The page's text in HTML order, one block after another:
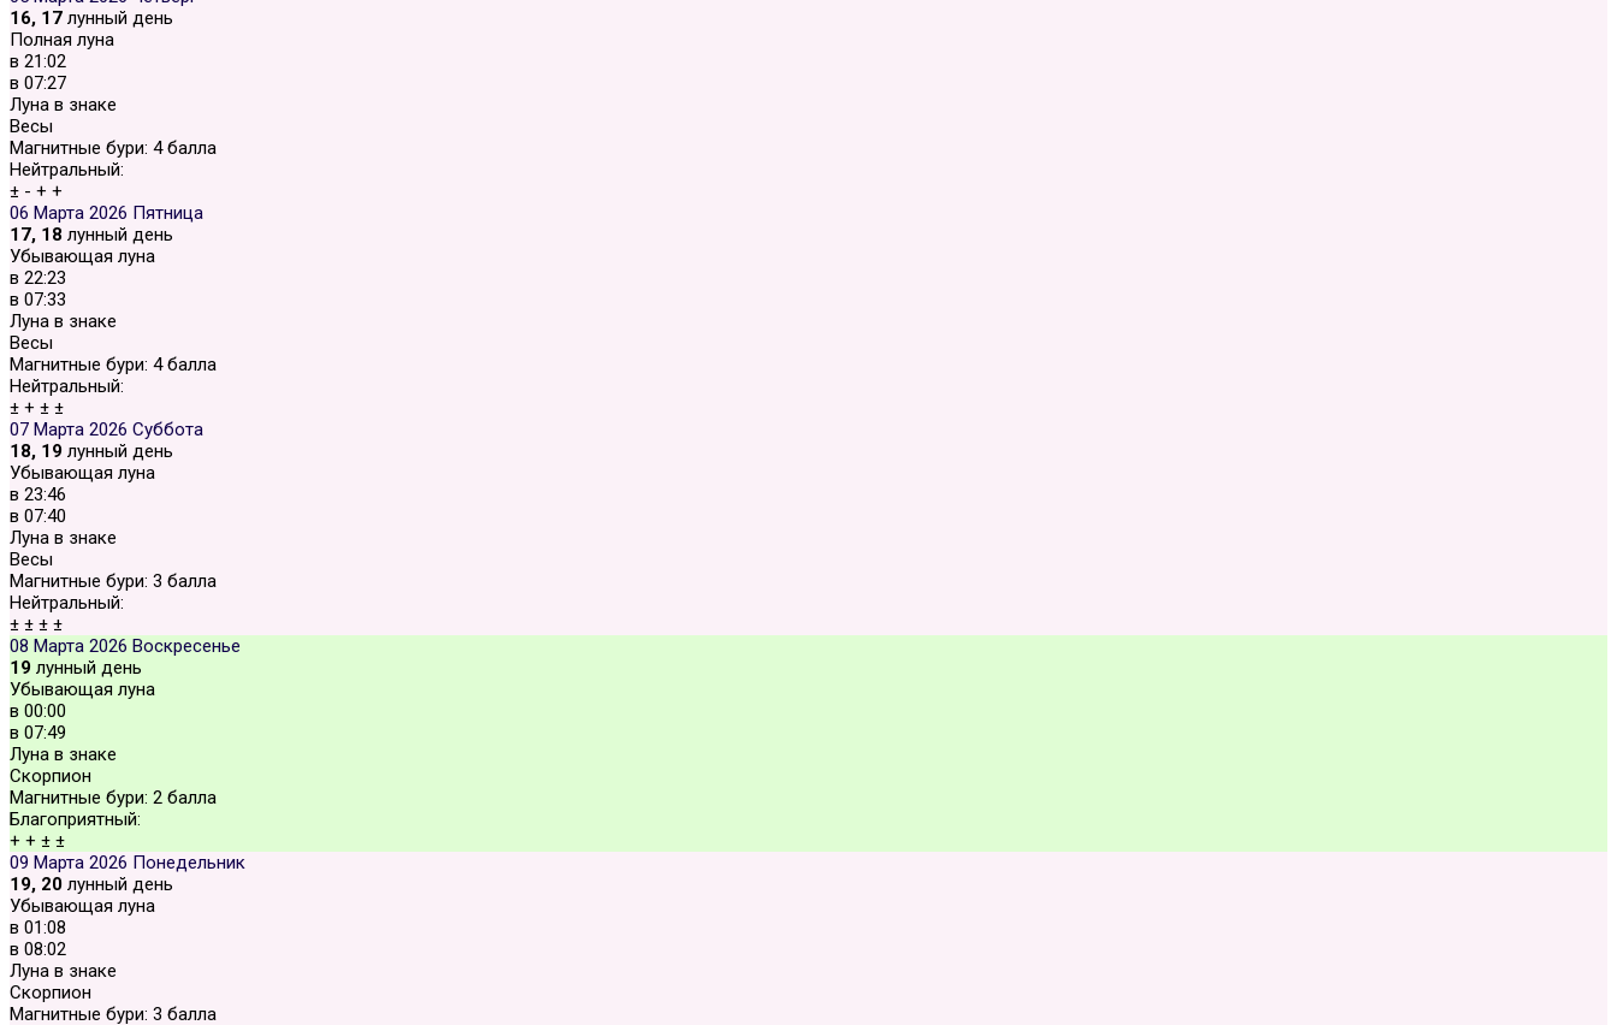
16, 17 лунный день
Полная луна
в 21:02
в 07:27
Луна в знаке
Весы
Магнитные бури: 4 балла
Нейтральный:
± - + +
06 Марта 2026 Пятница
17, 18 лунный день
Убывающая луна
в 22:23
в 07:33
Луна в знаке
Весы
Магнитные бури: 4 балла
Нейтральный:
± + ± ±
07 Марта 2026 Суббота
18, 19 лунный день
Убывающая луна
в 23:46
в 07:40
Луна в знаке
Весы
Магнитные бури: 3 балла
Нейтральный:
± ± ± ±
08 Марта 2026 Воскресенье
19 лунный день
Убывающая луна
в 00:00
в 07:49
Луна в знаке
Скорпион
Магнитные бури: 2 балла
Благоприятный:
+ + ± ±
09 Марта 2026 Понедельник
19, 20 лунный день
Убывающая луна
в 01:08
в 08:02
Луна в знаке
Скорпион
Магнитные бури: 3 балла